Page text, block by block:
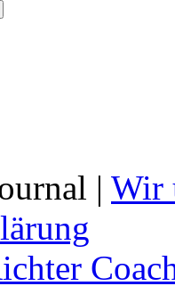
| Wir